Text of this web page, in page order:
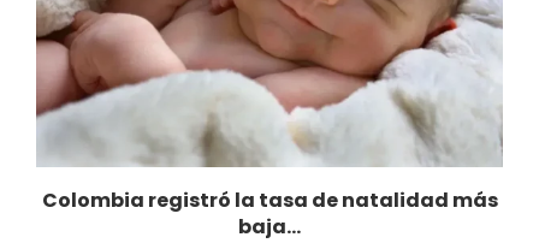
Colombia registró la tasa de natalidad más
baja...